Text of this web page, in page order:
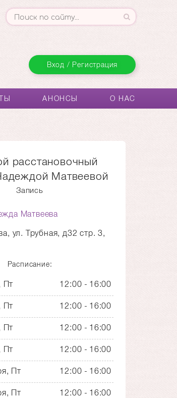
Вход / Регистрация
АНОНСЫ О НАС
расстановочный
Матвеевой
Запись
Матвеева
ул. Трубная, д32 стр. 3,
Расписание:
Пт 12:00 16:00
Пт 12:00 16:00
Пт 12:00 16:00
Пт 12:00 16:00
Пт 12:00 16:00
Пт 12:00 16:00